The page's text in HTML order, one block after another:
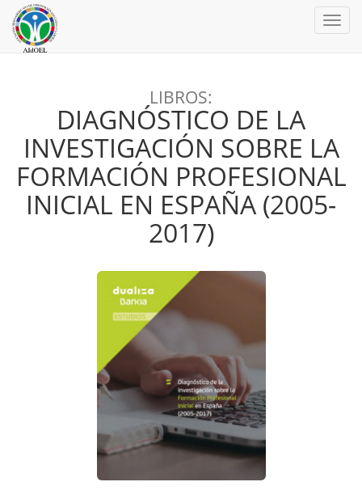
LIBROS:
DIAGNÓSTICO DE LA
INVESTIGACIÓN SOBRE LA
FORMACIÓN PROFESIONAL
INICIAL EN ESPAÑA (2005-
2017)